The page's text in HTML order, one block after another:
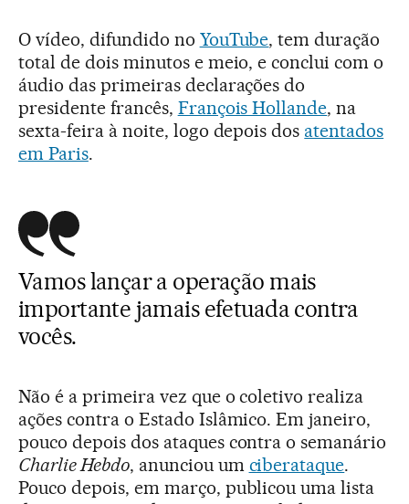
O vídeo, difundido no YouTube, tem duração
total de dois minutos e meio, e conclui com o
áudio das primeiras declarações do
presidente francês, François Hollande, na
sexta-feira à noite, logo depois dos atentados
em Paris.
Vamos lançar a operação mais
importante jamais efetuada contra
vocês.
Não é a primeira vez que o coletivo realiza
ações contra o Estado Islâmico. Em janeiro,
pouco depois dos ataques contra o semanário
Charlie Hebdo, anunciou um ciberataque.
Pouco depois, em março, publicou uma lista